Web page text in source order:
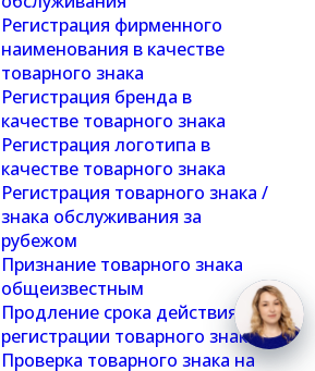
Регистрация фирменного
наименования в качестве
товарного знака
Регистрация бренда в
качестве товарного знака
Регистрация логотипа в
качестве товарного знака
Регистрация товарного знака /
знака обслуживания за
рубежом
Признание товарного знака
общеизвестным
Продление срока действия
регистрации товарного знака
Проверка товарного знака на